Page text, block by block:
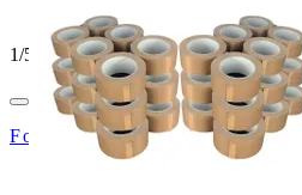
1/5
Footly